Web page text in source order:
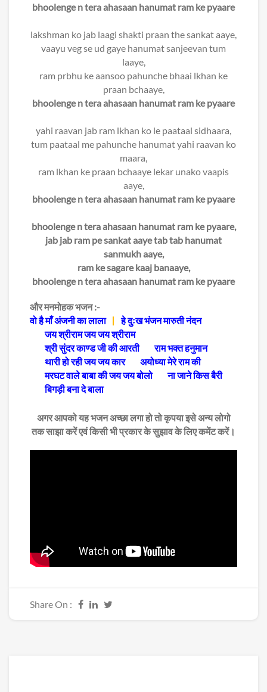
bhoolenge n tera ahasaan hanumat ram ke pyaare
lakshman ko jab laagi shakti praan the sankat aaye,
vaayu veg se ud gaye hanumat sanjeevan tum
laaye,
ram prbhu ke aansoo pahunche bhaai lkhan ke
praan bchaaye,
bhoolenge n tera ahasaan hanumat ram ke pyaare
yahi raavan jab ram lkhan ko le paataal sidhaara,
tum paataal me pahunche hanumat yahi raavan ko
maara,
ram lkhan ke praan bchaaye lekar unako vaapis
aaye,
bhoolenge n tera ahasaan hanumat ram ke pyaare
bhoolenge n tera ahasaan hanumat ram ke pyaare,
jab jab ram pe sankat aaye tab tab hanumat
sanmukh aaye,
ram ke sagare kaaj banaaye,
bhoolenge n tera ahasaan hanumat ram ke pyaare
और मनमोहक भजन :-
वो है माँ अंजनी का लाला
हे दुःख भंजन मारुती नंदन
जय श्रीराम जय जय श्रीराम
श्री सुंदर काण्ड जी की आरती
राम भक्त हनुमान
थारी हो रही जय जय कार
अयोध्या मेरे राम की
मरघट वाले बाबा की जय जय बोलो
ना जाने किस बैरी
बिगड़ी बना दे बाला
अगर आपको यह भजन अच्छा लगा हो तो कृपया इसे अन्य लोगो
तक साझा करें एवं किसी भी प्रकार के सुझाव के लिए कमेंट करें।
Share On :